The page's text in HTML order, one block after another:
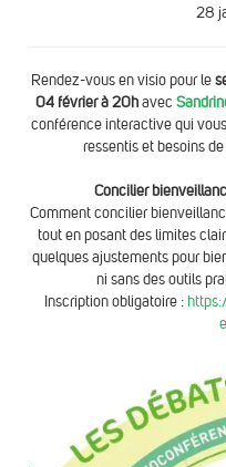
28
Rendez-vous en visio pour le
04 février à 20havec
conférence interactive qui
ressentis et besoins
Concilier
Comment concilier
tout en posant des limites
quelques ajustements pour
ni sans des outils
Inscription obligatoire :